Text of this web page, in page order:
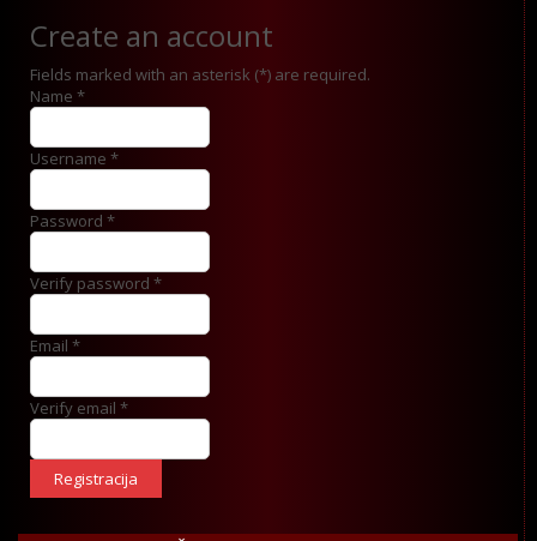
Create an account
Fields marked with an asterisk (*) are required.
Name *
Username *
Password *
Verify password *
Email *
Verify email *
Registracija